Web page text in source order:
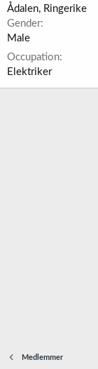
Ådalen, Ringerike
Gender
Male
Occupation
Elektriker
Medlemmer